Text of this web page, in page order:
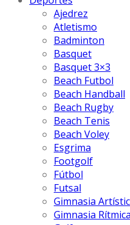
Ajedrez
Atletismo
Badminton
Basquet
Basquet 3×3
Beach Futbol
Beach Handball
Beach Rugby
Beach Tenis
Beach Voley
Esgrima
Footgolf
Fútbol
Futsal
Gimnasia
Gimnasia Rítmica